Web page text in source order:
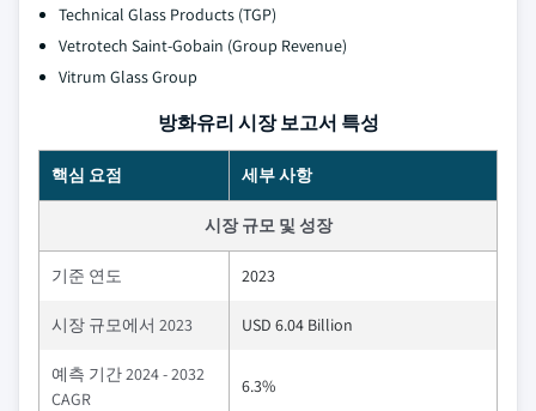
Technical Glass Products (TGP)
Vetrotech Saint-Gobain (Group Revenue)
Vitrum Glass Group
방화유리 시장 보고서 특성
핵심 요점 세부 사항
시장 규모 및 성장
기준 연도 2023
시장 규모에서 2023 USD 6.04 Billion
예측 기간 2024 - 2032
CAGR
6.3%